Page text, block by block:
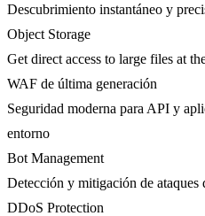
Descubrimiento instantáneo y
Object Storage
Get direct access to large files at
WAF de última generación
Seguridad moderna para API y
entorno
Bot Management
Detección y mitigación de ataques
DDoS Protection